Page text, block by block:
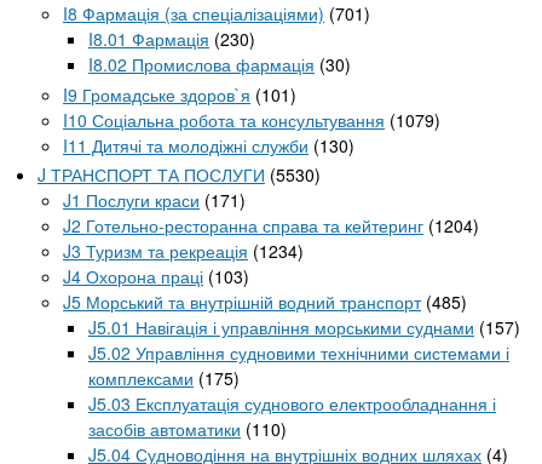
I8 Фармація (за спеціалізаціями) (701)
I8.01 Фармація (230)
I8.02 Промислова фармація (30)
I9 Громадське здоров`я (101)
I10 Соціальна робота та консультування (1079)
I11 Дитячі та молодіжні служби (130)
J ТРАНСПОРТ ТА ПОСЛУГИ (5530)
J1 Послуги краси (171)
J2 Готельно-ресторанна справа та кейтеринг (1204)
J3 Туризм та рекреація (1234)
J4 Охорона праці (103)
J5 Морський та внутрішній водний транспорт (485)
J5.01 Навігація і управління морськими суднами (157)
J5.02 Управління судновими технічними системами і
комплексами (175)
J5.03 Експлуатація суднового електрообладнання і
засобів автоматики (110)
J5.04 Судноводіння на внутрішніх водних шляхах (4)